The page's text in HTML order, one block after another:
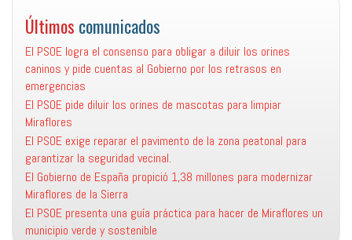
Últimos comunicados
El PSOE logra el consenso para obligar a diluir los orines
caninos y pide cuentas al Gobierno por los retrasos en
emergencias
El PSOE pide diluir los orines de mascotas para limpiar
Miraflores
El PSOE exige reparar el pavimento de la zona peatonal para
garantizar la seguridad vecinal.
El Gobierno de España propició 1,38 millones para modernizar
Miraflores de la Sierra
El PSOE presenta una guía práctica para hacer de Miraflores un
municipio verde y sostenible